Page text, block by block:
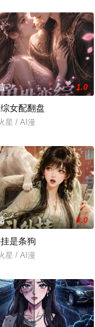
1.0
女配翻盘
星 / AI漫
8.0
是条狗
星 / AI漫